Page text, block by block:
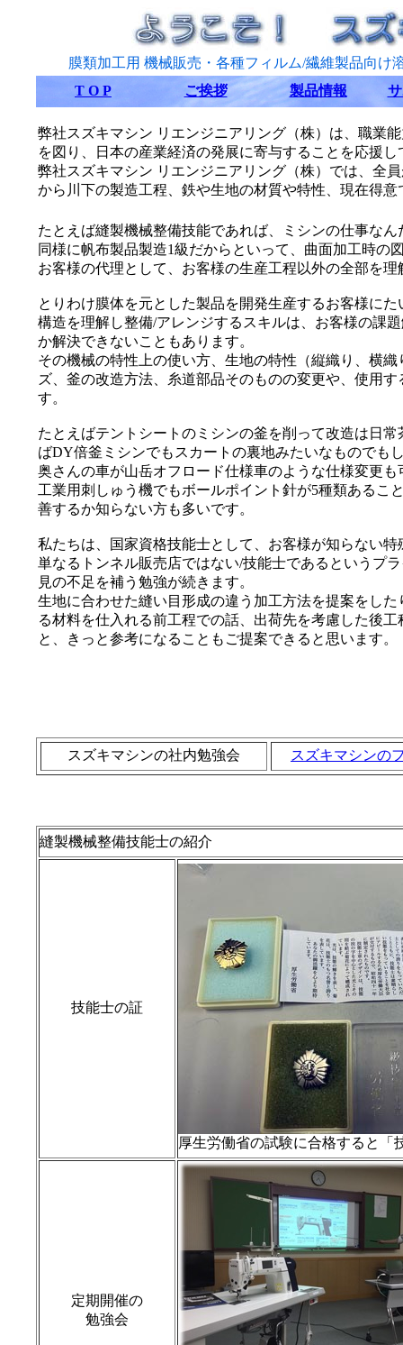
膜類加工用 機械販売・各種フィルム/繊維製品向
T O P
ご挨拶 製品情報
縫製機械整備技能士の紹介
技能士の証
厚生労働省の試験に合格すると「
定期開催の
勉強会
スズキマシンの社内勉強会 スズキマシンの
弊社スズキマシン リエンジニアリング（株）は、職業
を図り、日本の産業経済の発展に寄与することを応援し
弊社スズキマシン リエンジニアリング（株）では、全
から川下の製造工程、鉄や生地の材質や特性、現在得
たとえば縫製機械整備技能であれば、ミシンの仕事な
同様に帆布製品製造1級だからといって、曲面加工時の
お客様の代理として、お客様の生産工程以外の全部を
とりわけ膜体を元とした製品を開発生産するお客様に
構造を理解し整備/アレンジするスキルは、お客様の課
か解決できないこともあります。
その機械の特性上の使い方、生地の特性（縦織り、横
ズ、釜の改造方法、糸道部品そのものの変更や、使用
す。
たとえばテントシートのミシンの釜を削って改造は日
ばDY倍釜ミシンでもスカートの裏地みたいなものでも
奥さんの車が山岳オフロード仕様車のような仕様変更も
工業用刺しゅう機でもボールポイント針が5種類あるこ
善するか知らない方も多いです。
私たちは、国家資格技能士として、お客様が知らない
単なるトンネル販売店ではない/技能士であるというプ
見の不足を補う勉強が続きます。
生地に合わせた縫い目形成の違う加工方法を提案をし
る材料を仕入れる前工程での話、出荷先を考慮した後
と、きっと参考になることもご提案できると思います。